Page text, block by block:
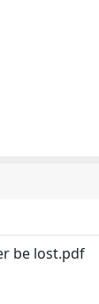
be lost.pdf